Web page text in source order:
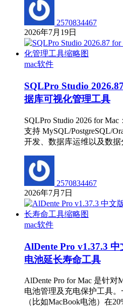
2570834467
2026年7月19日
mac软件
SQLPro Studio
据库可视化管理工具
SQLPro Studio 2026 for
支持 MySQL/PostgreSQL/
开发、数据库运维以及数
2570834467
2026年7月7日
mac软件
AlDente Pro v1.37.3
电池延长寿命工具
AlDente Pro for Mac 是针
电池管理及充电保护工具
（比如MacBook电池）在